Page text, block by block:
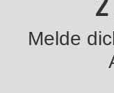
Melde